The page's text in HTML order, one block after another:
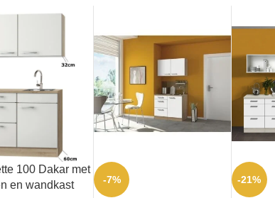
100 Dakar met
en wandkast
-7% -21%